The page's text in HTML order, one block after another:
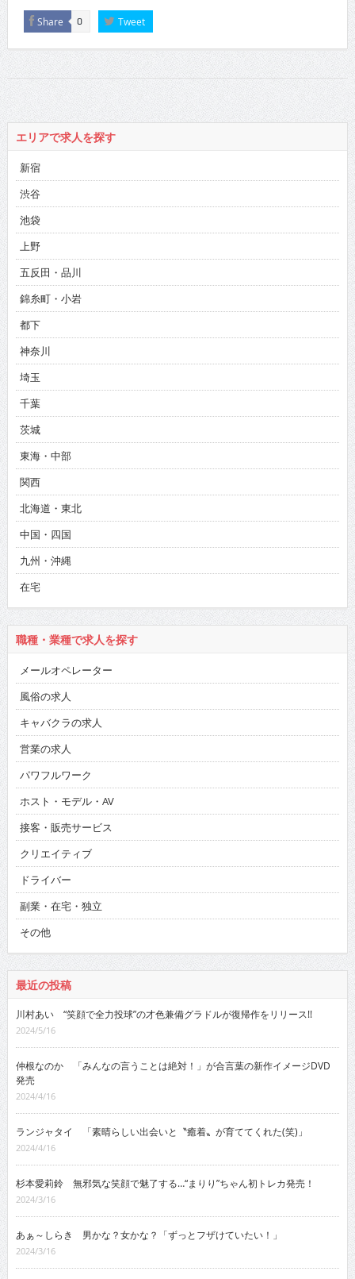
Share 0 Tweet
エリアで求人を探す
新宿
渋谷
池袋
上野
五反田・品川
錦糸町・小岩
都下
神奈川
埼玉
千葉
茨城
東海・中部
関西
北海道・東北
中国・四国
九州・沖縄
在宅
職種・業種で求人を探す
メールオペレーター
風俗の求人
キャバクラの求人
営業の求人
パワフルワーク
ホスト・モデル・AV
接客・販売サービス
クリエイティブ
ドライバー
副業・在宅・独立
その他
最近の投稿
川村あい “笑顔で全力投球”の才色兼備グラドルが復帰作をリリース!!
2024/5/16
仲根なのか 「みんなの言うことは絶対！」が合言葉の新作イメージDVD
発売
2024/4/16
ランジャタイ 「素晴らしい出会いと〝癒着〟が育ててくれた(笑)」
2024/4/16
杉本愛莉鈴 無邪気な笑顔で魅了する…“まりり”ちゃん初トレカ発売！
2024/3/16
あぁ～しらき 男かな？女かな？「ずっとフザけていたい！」
2024/3/16